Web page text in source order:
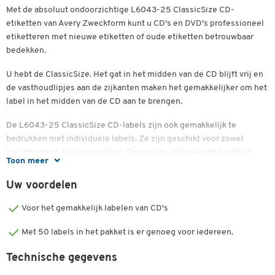
Toon meer
Met de absoluut ondoorzichtige L6043-25 ClassicSize CD-
etiketten van Avery Zweckform kunt u CD's en DVD's professioneel
etiketteren met nieuwe etiketten of oude etiketten betrouwbaar
bedekken.
U hebt de ClassicSize. Het gat in het midden van de CD blijft vrij en
de vasthoudlipjes aan de zijkanten maken het gemakkelijker om het
label in het midden van de CD aan te brengen.
De L6043-25 ClassicSize CD-labels zijn ook gemakkelijk te
bedrukken met individuele labels. Ze zijn geschikt voor zowel
inkjetprinters als laserprinters. Dankzij de uitstekende kwaliteit
kunt u vertrouwen op een volledig storingsvrije printerverwerking
zonder lijmafzettingen en een exact afdrukbeeld zonder vlekken.
website.
Deze ronde gegevensdrageretiketten met een diameter van 117 mm
gemaakt van 100% wit, FSC®-gecertificeerd en chloorvrij gebleekt
Uw voordelen
Voor het gemakkelijk labelen van CD's
Met 50 labels in het pakket is er genoeg voor iedereen.
Technische gegevens